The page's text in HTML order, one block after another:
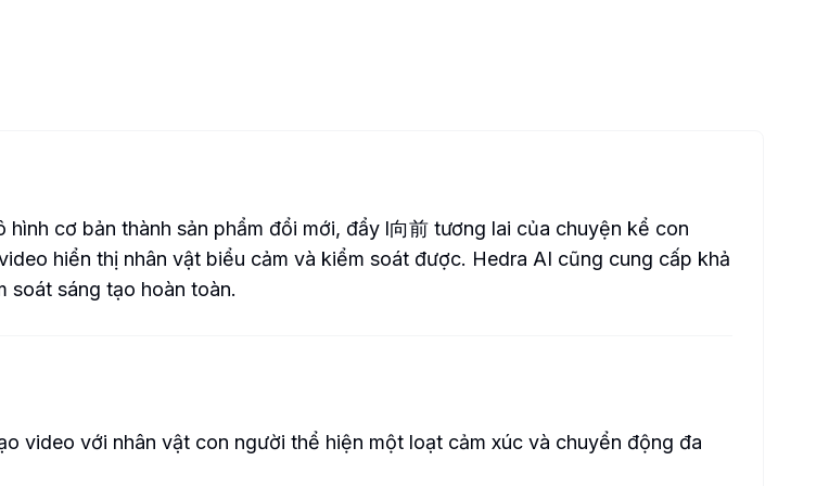
cơ bản thành sản phẩm đổi mới, đẩy l向前 tương lai của chuyện kể con
hiển thị nhân vật biểu cảm và kiểm soát được. Hedra AI cũng cung cấp khả
soát sáng tạo hoàn toàn.
video với nhân vật con người thể hiện một loạt cảm xúc và chuyển động đa